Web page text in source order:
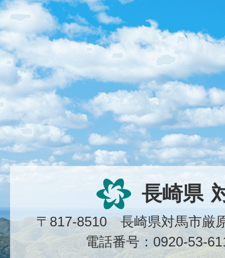
長崎県
〒817-8510 長崎県対馬市
電話番号：0920-53-